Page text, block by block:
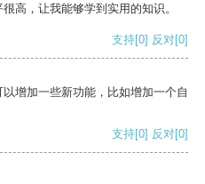
高，让我能够学到实用的知识。
支持[0] 反对[0]
增加一些新功能，比如增加一个自
支持[0] 反对[0]